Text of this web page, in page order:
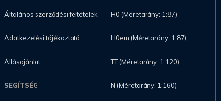
Általános szerződési feltételek
Adatkezelési tájékoztató
Állásajánlat
SEGÍTSÉG
H0 (Méretarány: 1:87)
H0em (Méretarány: 1:87)
TT (Méretarány: 1:120)
N (Méretarány: 1:160)